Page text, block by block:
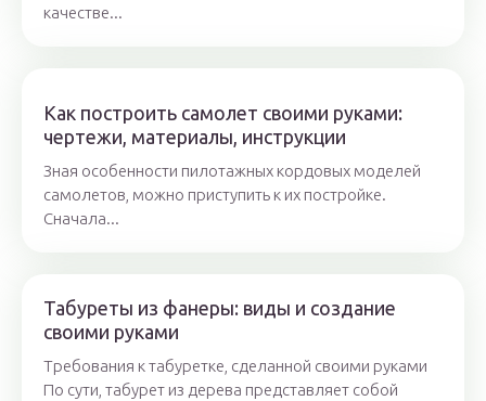
качестве...
Как построить самолет своими руками:
чертежи, материалы, инструкции
Зная особенности пилотажных кордовых моделей
самолетов, можно приступить к их постройке.
Сначала...
Табуреты из фанеры: виды и создание
своими руками
Требования к табуретке, сделанной своими руками
По сути, табурет из дерева представляет собой